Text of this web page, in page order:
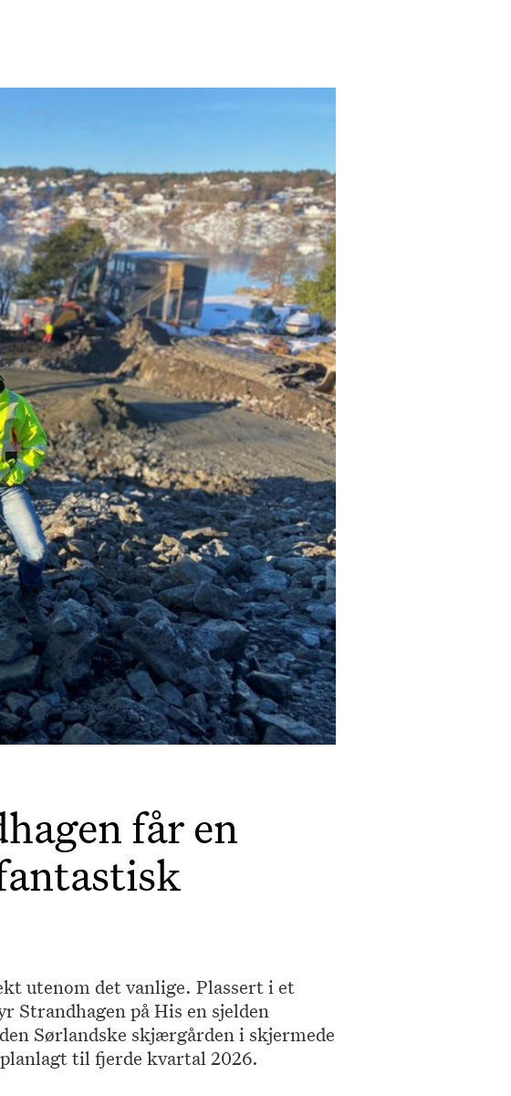
får en
utenom det vanlige. Plassert i et
på His en sjelden
Sørlandske skjærgården i skjermede
til fjerde kvartal 2026.